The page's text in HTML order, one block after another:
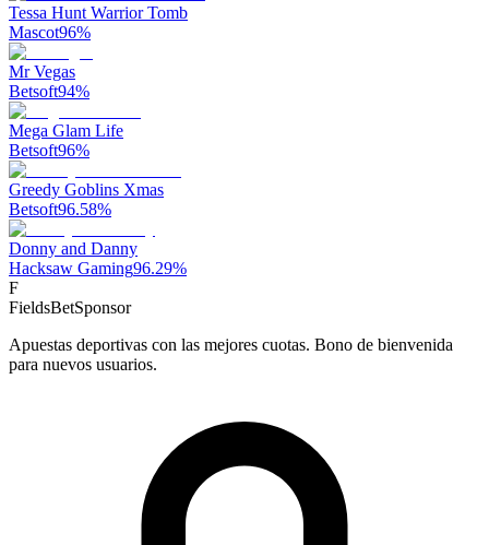
Tessa Hunt Warrior Tomb
Mascot96%
Mr Vegas
Betsoft94%
Mega Glam Life
Betsoft96%
Greedy Goblins Xmas
Betsoft96.58%
Donny and Danny
Hacksaw Gaming96.29%
F
FieldsBetSponsor
Apuestas deportivas con las mejores cuotas. Bono de bienvenida
para nuevos usuarios.